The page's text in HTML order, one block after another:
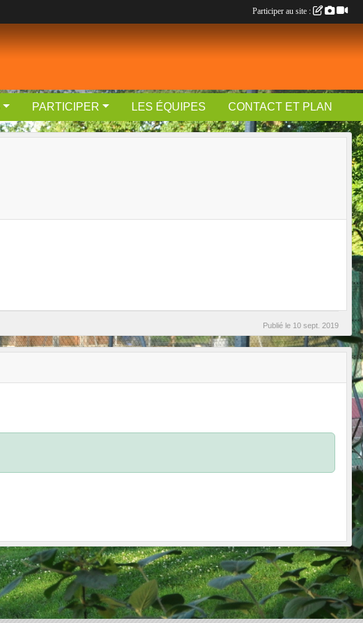
PARTICIPER LES ÉQUIPES CONTACT ET PLAN
Publié le 10 sept. 2019
Participer au site :